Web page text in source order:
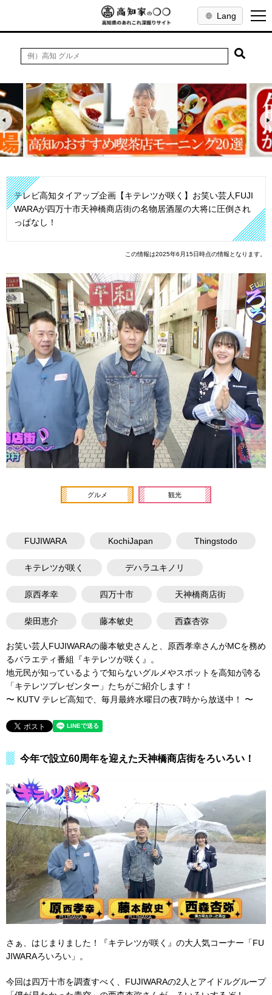
Lang
テレビ高知タイアップ企画【キテレツが咲く】お笑い芸人FUJI
WARAが四万十市天神橋商店街の名物居酒屋の大将に圧倒され
っぱなし！
この情報は2025年6月15日時点の情報となります。
グルメ 観光
FUJIWARA KochiJapan Thingstodo
キテレツが咲く デハラユキノリ
原西孝幸 四万十市 天神橋商店街
柴田恵介 藤本敏史 西森杏弥
お笑い芸人FUJIWARAの藤本敏史さんと、原西孝幸さんがMCを務め
るバラエティ番組『キテレツが咲く』。
地元民が知っているようで知らないグルメやスポットを高知が誇る
「キテレツプレゼンター」たちがご紹介します！
〜 KUTV テレビ高知で、毎月最終水曜日の夜7時から放送中！ 〜
今年で設立60周年を迎えた天神橋商店街をろいろい！
さぁ、はじまりました！『キテレツが咲く』の大人気コーナー「FU
JIWARAろいろい」。
今回は四万十市を調査すべく、FUJIWARAの2人とアイドルグループ